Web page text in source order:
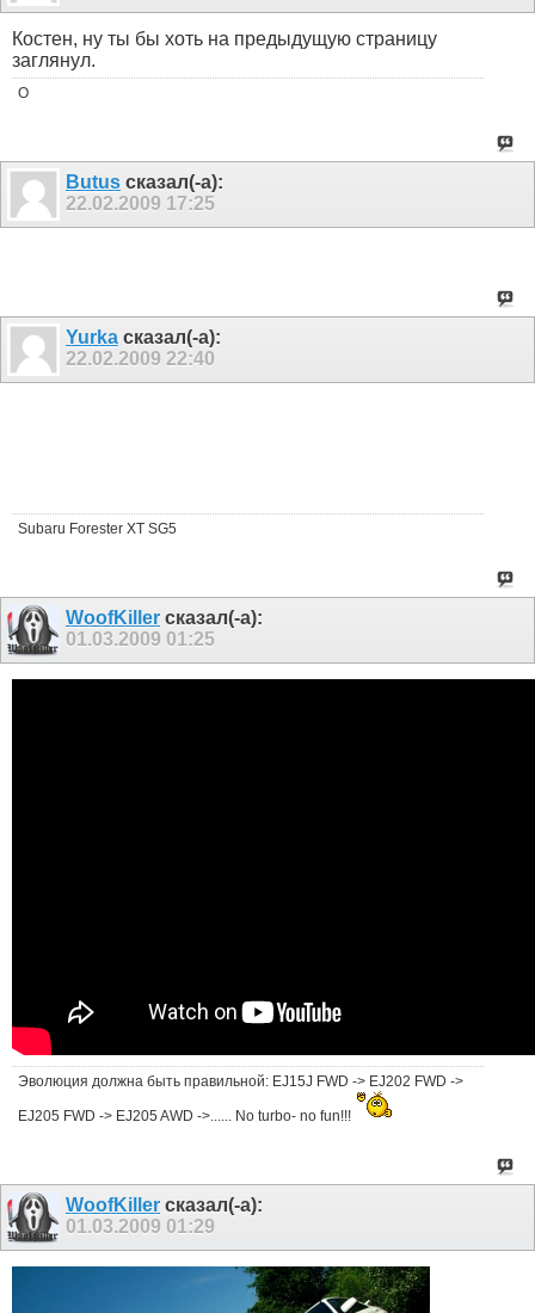
Костен, ну ты бы хоть на предыдущую страницу
заглянул.
O
Butus сказал(-а):
22.02.2009 17:25
Yurka сказал(-а):
22.02.2009 22:40
Subaru Forester XT SG5
WoofKiller сказал(-а):
01.03.2009 01:25
Эволюция должна быть правильной: EJ15J FWD -> EJ202 FWD ->
EJ205 FWD -> EJ205 AWD ->...... No turbo- no fun!!!
WoofKiller сказал(-а):
01.03.2009 01:29